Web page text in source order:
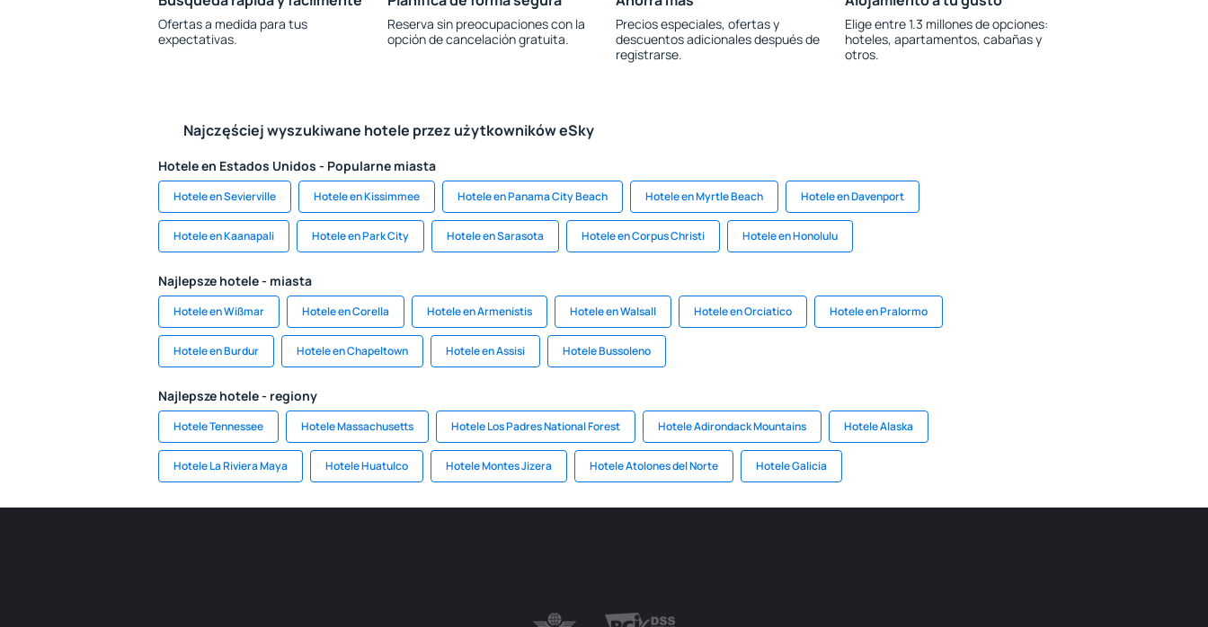
Ofertas a medida para tus
expectativas.
Reserva sin preocupaciones con la
opción de cancelación gratuita.
Precios especiales, ofertas y
descuentos adicionales después de
registrarse.
Elige entre 1.3 millones de opciones:
hoteles, apartamentos, cabañas y
otros.
Najczęściej wyszukiwane hotele przez użytkowników eSky
Hotele en Estados Unidos - Popularne miasta
Hotele en Sevierville Hotele en Kissimmee Hotele en Panama City Beach Hotele en Myrtle Beach Hotele en Davenport
Hotele en Kaanapali Hotele en Park City Hotele en Sarasota Hotele en Corpus Christi Hotele en Honolulu
Najlepsze hotele - miasta
Hotele en Wißmar Hotele en Corella Hotele en Armenistis Hotele en Walsall Hotele en Orciatico Hotele en Pralormo
Hotele en Burdur Hotele en Chapeltown Hotele en Assisi Hotele Bussoleno
Najlepsze hotele - regiony
Hotele Tennessee Hotele Massachusetts Hotele Los Padres National Forest Hotele Adirondack Mountains Hotele Alaska
Hotele La Riviera Maya Hotele Huatulco Hotele Montes Jizera Hotele Atolones del Norte Hotele Galicia